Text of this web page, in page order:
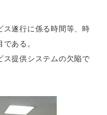
遂行に係る時間等、時
ある。
ス提供システムの欠陥で